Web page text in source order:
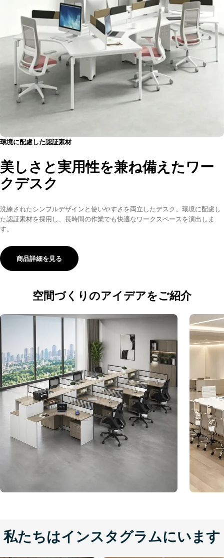
厳選されたメラミン化粧板を使用し、安全無臭な使用感だけで
なく
美しい木目調のあるなめらかな仕上がりも実現しています。
どっしりとしたスチールフレーム
強固な上、安定性に優れる構造を取り入れたスチール脚で、ガ
つきがなくしっかりと天板を支えられます。表面には静電塗装
施されており、錆びにくくて耐久性にも優れています。
イメージ
バリエーション
カラー
サイズ
環境に配慮した認証素材
美しさと実用性を兼ね備えたワー
クデスク
洗練されたシンプルデザインと使いやすさを両立したデスク。環境に配慮し
た認証素材を採用し、長時間の作業でも快適なワークスペースを演出しま
す。
商品詳細を見る
空間づくりのアイデアをご紹介
私たちはインスタグラムにいます